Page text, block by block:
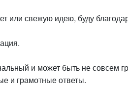
или свежую идею, буду
и может быть не совсем
и грамотные ответы.